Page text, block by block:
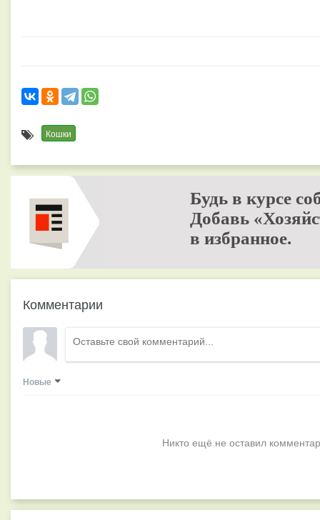
Кошки
Будь в курсе
Добавь
в избранное.
Комментарии
Новые
Никто ещё не оставил